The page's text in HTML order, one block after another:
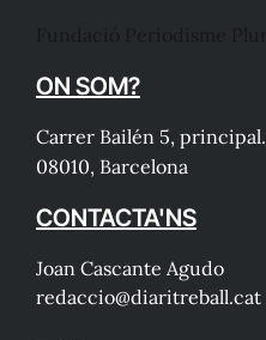
ON SOM?
Carrer Bailén 5, principal.
08010, Barcelona
CONTACTA'NS
Joan Cascante Agudo
redaccio@diaritreball.cat